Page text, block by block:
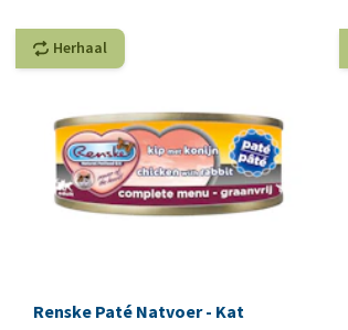
Herhaal
Renske Paté Natvoer - Kat